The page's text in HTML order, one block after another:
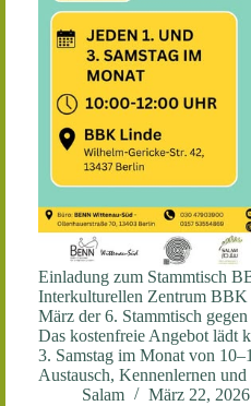
Einladung zum Stammtisch
Interkulturellen Zentrum
März der 6. Stammtisch
Das kostenfreie Angebot lädt
3. Samstag im Monat von
Austausch, Kennenlernen
Salam
März 22, 2026